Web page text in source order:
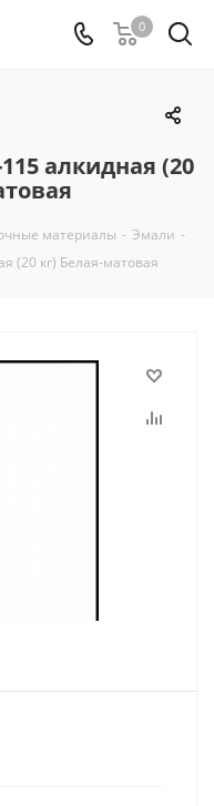
0
алкидная (20
материалы - Эмали -
(20 кг) Белая-матовая